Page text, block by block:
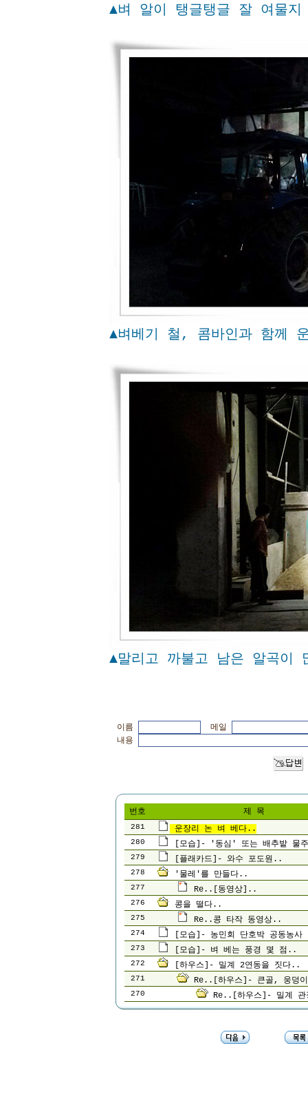
▲벼 알이 탱글탱글 잘 여물
▲벼베기 철, 콤바인과 함께
▲말리고 까불고 남은 알곡이
이름
메일
내용
번호 제 목
281 운장리 논 벼 베다..
280 [모습]- '동심' 또는 배추밭 물
279 [플래카드]- 와수 포도원..
278 '물레'를 만들다..
277 Re..[동영상]..
276 콩을 떨다..
275 Re..콩 타작 동영상..
274 [모습]- 농민회 단호박 공동농사
273 [모습]- 벼 베는 풍경 몇 점..
272 [하우스]- 밀계 2연동을 짓다..
271 Re..[하우스]- 큰골, 웅덩
270 Re..[하우스]- 밀계 관